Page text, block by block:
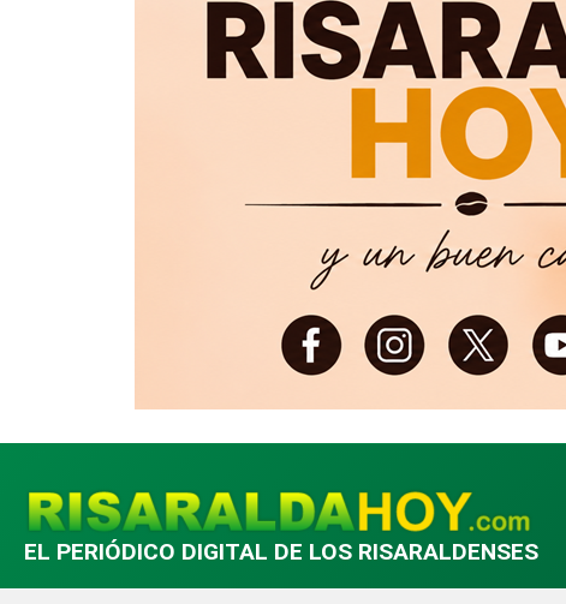
EL PERIÓDICO DIGITAL DE LOS RISARALDENSES